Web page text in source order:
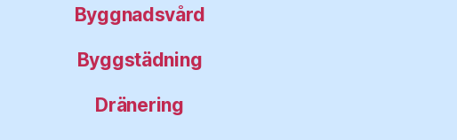
Byggnadsvård
Byggstädning
Dränering